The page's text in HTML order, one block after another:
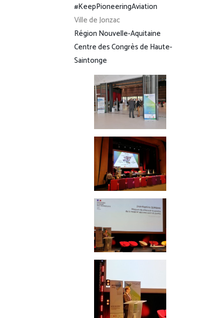
#KeepPioneeringAviation
Ville de Jonzac
Région Nouvelle-Aquitaine
Centre des Congrès de Haute-
Saintonge